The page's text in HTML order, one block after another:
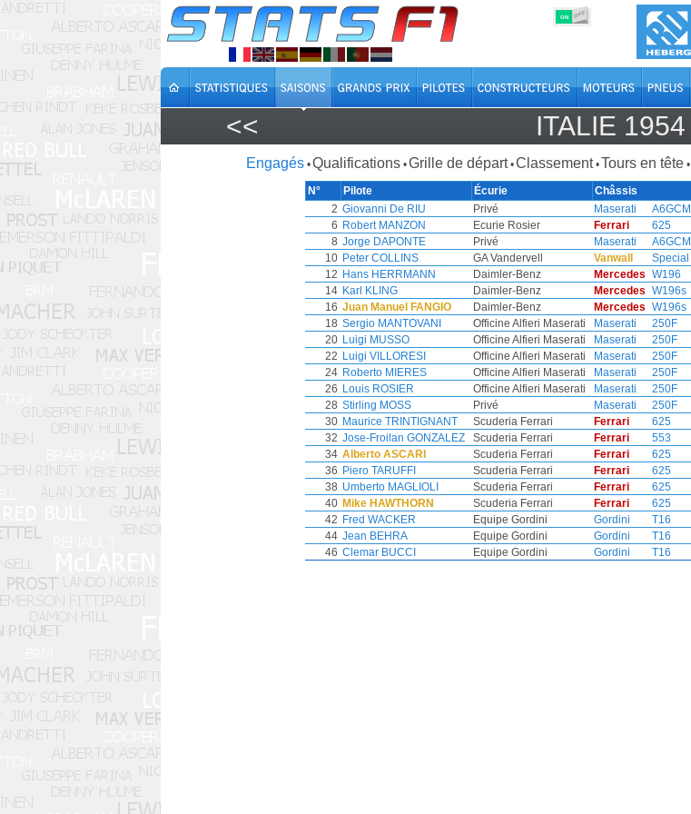
ON OFF
<< ITALIE 1954
Engagés •Qualifications •Grille de départ •Classement •Tours en tête •
N° Pilote Écurie Châssis
2 Giovanni De RIU Privé Maserati A6GCM
6 Robert MANZON Ecurie Rosier Ferrari 625
8 Jorge DAPONTE Privé Maserati A6GCM
10 Peter COLLINS GA Vandervell Vanwall Special
12 Hans HERRMANN Daimler-Benz Mercedes W196
14 Karl KLING Daimler-Benz Mercedes W196s
16 Juan Manuel FANGIO Daimler-Benz Mercedes W196s
18 Sergio MANTOVANI Officine Alfieri Maserati Maserati 250F
20 Luigi MUSSO Officine Alfieri Maserati Maserati 250F
22 Luigi VILLORESI Officine Alfieri Maserati Maserati 250F
24 Roberto MIERES Officine Alfieri Maserati Maserati 250F
26 Louis ROSIER Officine Alfieri Maserati Maserati 250F
28 Stirling MOSS Privé Maserati 250F
30 Maurice TRINTIGNANT Scuderia Ferrari Ferrari 625
32 Jose-Froilan GONZALEZ Scuderia Ferrari Ferrari 553
34 Alberto ASCARI Scuderia Ferrari Ferrari 625
36 Piero TARUFFI Scuderia Ferrari Ferrari 625
38 Umberto MAGLIOLI Scuderia Ferrari Ferrari 625
40 Mike HAWTHORN Scuderia Ferrari Ferrari 625
42 Fred WACKER Equipe Gordini Gordini T16
44 Jean BEHRA Equipe Gordini Gordini T16
46 Clemar BUCCI Equipe Gordini Gordini T16